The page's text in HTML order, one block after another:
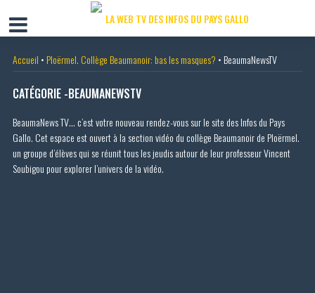
Accueil • Ploërmel. Collège Beaumanoir: bas les masques? • BeaumaNewsTV
CATÉGORIE -BEAUMANEWSTV
BeaumaNews TV… c’est votre nouveau rendez-vous sur le site des Infos du Pays
Gallo. Cet espace est ouvert à la section vidéo du collège Beaumanoir de Ploërmel.
un groupe d’élèves qui se réunit tous les jeudis autour de leur professeur Vincent
Soubigou pour explorer l’univers de la vidéo.